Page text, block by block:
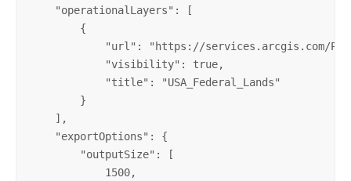
    "operationalLayers": [
        {
"url": "https://services.arcgis.com/
            "visibility": true,
            "title": "USA_Federal_Lands"
        }
    ],
    "exportOptions": {
        "outputSize": [
            1500,